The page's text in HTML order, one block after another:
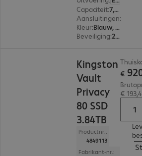
Capaciteit: 7,68 TB
Aansluitingen:
Kleur:
Blauw, Zwart
Beveiliging: 256-bit AES-XTS versleuteling, FIPS 197 Standard
Kingston
Vault
Privacy
80 SSD
3.84TB
Productnr.:
4849113
Fabrikant-nr.:
€
€